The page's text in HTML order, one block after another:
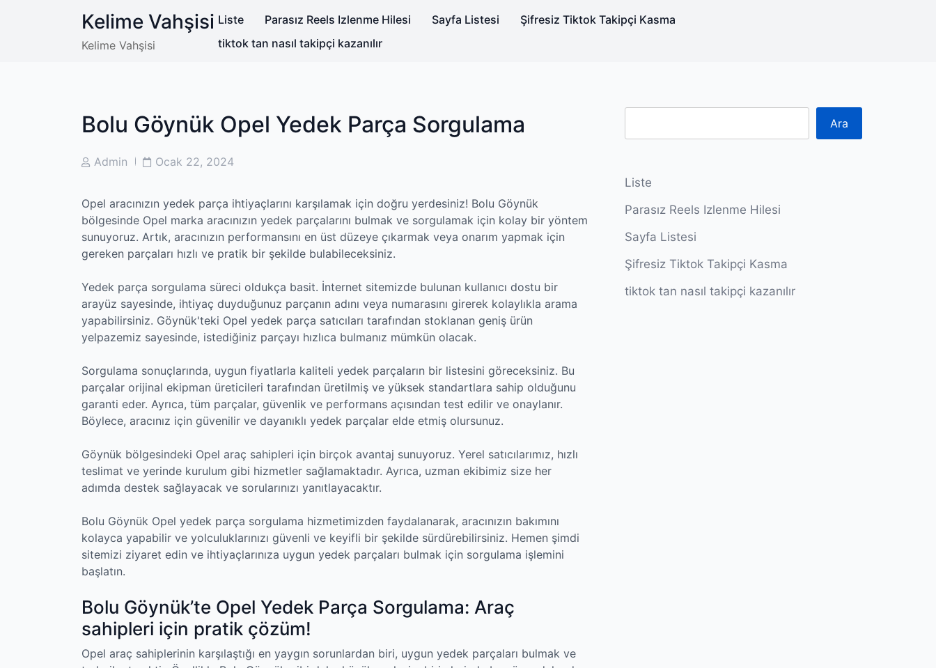
Kelime Vahşisi
Kelime Vahşisi
Liste Parasız Reels Izlenme Hilesi Sayfa Listesi
Şifresiz Tiktok Takipçi Kasma
tiktok tan nasıl takipçi kazanılır
Bolu Göynük Opel Yedek Parça Sorgulama
PostAdmin
PostOcak 22, 2024
Opel aracınızın yedek parça ihtiyaçlarını karşılamak için doğru yerdesiniz! Bolu Göynük
bölgesinde Opel marka aracınızın yedek parçalarını bulmak ve sorgulamak için kolay bir yöntem
sunuyoruz. Artık, aracınızın performansını en üst düzeye çıkarmak veya onarım yapmak için
gereken parçaları hızlı ve pratik bir şekilde bulabileceksiniz.
Yedek parça sorgulama süreci oldukça basit. İnternet sitemizde bulunan kullanıcı dostu bir
arayüz sayesinde, ihtiyaç duyduğunuz parçanın adını veya numarasını girerek kolaylıkla arama
yapabilirsiniz. Göynük'teki Opel yedek parça satıcıları tarafından stoklanan geniş ürün
yelpazemiz sayesinde, istediğiniz parçayı hızlıca bulmanız mümkün olacak.
Sorgulama sonuçlarında, uygun fiyatlarla kaliteli yedek parçaların bir listesini göreceksiniz. Bu
parçalar orijinal ekipman üreticileri tarafından üretilmiş ve yüksek standartlara sahip olduğunu
garanti eder. Ayrıca, tüm parçalar, güvenlik ve performans açısından test edilir ve onaylanır.
Böylece, aracınız için güvenilir ve dayanıklı yedek parçalar elde etmiş olursunuz.
Göynük bölgesindeki Opel araç sahipleri için birçok avantaj sunuyoruz. Yerel satıcılarımız, hızlı
teslimat ve yerinde kurulum gibi hizmetler sağlamaktadır. Ayrıca, uzman ekibimiz size her
adımda destek sağlayacak ve sorularınızı yanıtlayacaktır.
Bolu Göynük Opel yedek parça sorgulama hizmetimizden faydalanarak, aracınızın bakımını
kolayca yapabilir ve yolculuklarınızı güvenli ve keyifli bir şekilde sürdürebilirsiniz. Hemen şimdi
sitemizi ziyaret edin ve ihtiyaçlarınıza uygun yedek parçaları bulmak için sorgulama işlemini
başlatın.
Bolu Göynük’te Opel Yedek Parça Sorgulama: Araç
sahipleri için pratik çözüm!
Opel araç sahiplerinin karşılaştığı en yaygın sorunlardan biri, uygun yedek parçaları bulmak ve
Ara
Liste
Parasız Reels Izlenme Hilesi
Sayfa Listesi
Şifresiz Tiktok Takipçi Kasma
tiktok tan nasıl takipçi kazanılır